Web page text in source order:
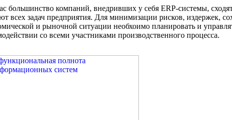
большинство компаний, внедривших у себя ERP-системы,
всех задач предприятия. Для минимизации рисков, издержек,
и рыночной ситуации необхоимо планировать и
со всеми участниками производственного процесса.